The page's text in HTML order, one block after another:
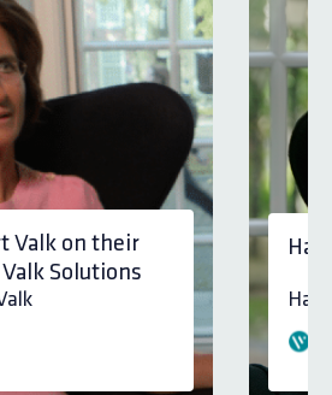
Valk on their
Solutions